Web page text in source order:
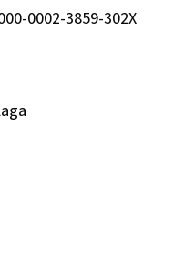
0002-3859-302X